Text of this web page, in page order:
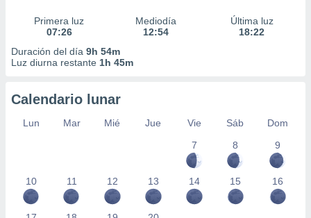
Primera luz
07:26
Mediodía
12:54
Última luz
18:22
Duración del día 9h 54m
Luz diurna restante 1h 45m
Calendario lunar
Lun Mar Mié Jue Vie Sáb
Dom
7
8 9
10 11 12 13 14 15 16